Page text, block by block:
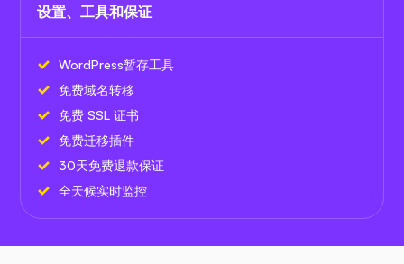
设置、工具和保证
WordPress暂存工具
免费域名转移
免费 SSL 证书
免费迁移插件
30天免费退款保证
全天候实时监控